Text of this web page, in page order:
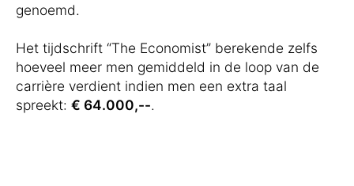
genoemd.
Het tijdschrift “The Economist” berekende zelfs
hoeveel meer men gemiddeld in de loop van de
carrière verdient indien men een extra taal
spreekt: € 64.000,--.